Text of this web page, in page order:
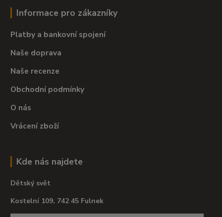
Informace pro zákazníky
Platby a bankovní spojení
Naše doprava
Naše recenze
Obchodní podmínky
O nás
Vrácení zboží
Kde nás najdete
Dětský svět
Kostelní 109, 742 45 Fulnek